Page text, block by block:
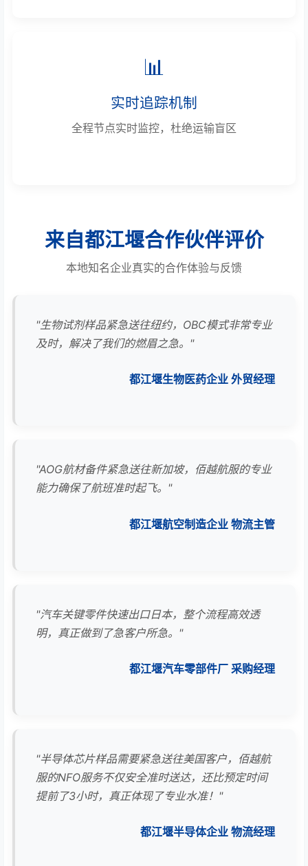
📊
实时追踪机制
全程节点实时监控，杜绝运输盲区
来自都江堰合作伙伴评价
本地知名企业真实的合作体验与反馈
"生物试剂样品紧急送往纽约，OBC模式非常专业
及时，解决了我们的燃眉之急。"
都江堰生物医药企业 外贸经理
"AOG航材备件紧急送往新加坡，佰越航服的专业
能力确保了航班准时起飞。"
都江堰航空制造企业 物流主管
"汽车关键零件快速出口日本，整个流程高效透
明，真正做到了急客户所急。"
都江堰汽车零部件厂 采购经理
"半导体芯片样品需要紧急送往美国客户，佰越航
服的NFO服务不仅安全准时送达，还比预定时间
提前了3小时，真正体现了专业水准！"
都江堰半导体企业 物流经理